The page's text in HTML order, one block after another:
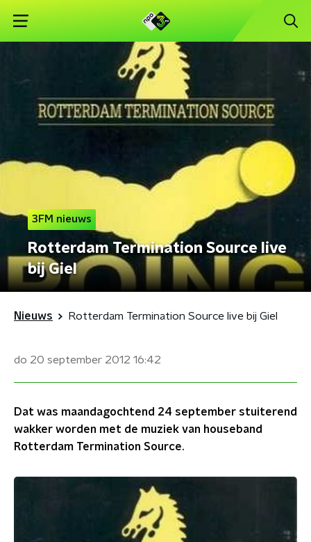
3FM nieuws
Rotterdam Termination Source live
bij Giel
Nieuws Rotterdam Termination Source live bij Giel
do 20 september 2012 16:42
Dat was maandagochtend 24 september stuiterend
wakker worden met de muziek van houseband
Rotterdam Termination Source.